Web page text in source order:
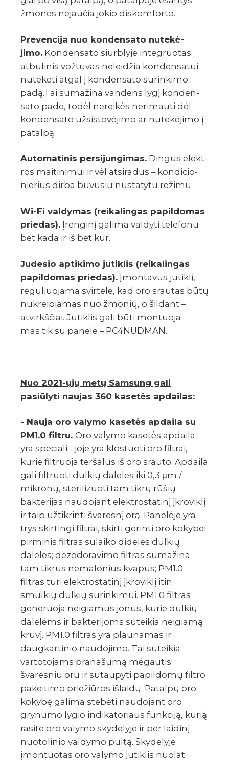
žmonės nejau­čia jokio diskom­forto.
Preven­cija nuo konden­sato nute­kė­
jimo. Konden­sato siurb­lyje inte­gruo­tas
atbu­li­nis vožtu­vas nelei­džia konden­sa­tui
nute­kėti atgal į konden­sato surin­kimo
padą.Tai suma­žina vandens lygį konden­
sato pade, todėl nerei­kės neri­mauti dėl
konden­sato užsi­sto­vė­jimo ar nute­kė­jimo į
patalpą.
Auto­ma­ti­nis persi­jun­gi­mas. Dingus elekt­
ros maiti­ni­mui ir vėl atsi­ra­dus – kondi­cio­
nie­rius dirba buvu­siu nusta­tytu režimu.
Wi-Fi valdy­mas (reikalingas papildomas
priedas). Įren­ginį galima valdyti tele­fonu
bet kada ir iš bet kur.
Jude­sio apti­kimo jutik­lis (reika­lin­gas
papil­do­mas prie­das). Įmon­ta­vus jutiklį,
regu­liuo­jama svir­telė, kad oro srau­tas būtų
nukrei­pia­mas nuo žmonių, o šildant –
atvirkš­čiai. Jutik­lis gali būti montuo­ja­
mas tik su panele – PC4NUDMAN.
Nuo 2021-ųjų metų Samsung gali
pasiūlyti naujas 360 kasetės apdailas:
- Nauja oro valymo kasetės apdaila su
PM1.0 filtru. Oro valymo kasetės apdaila
yra speciali - joje yra klostuoti oro filtrai,
kurie filtruoja teršalus iš oro srauto. Apdaila
gali filtruoti dulkių daleles iki 0,3 μm /
mikronų, sterilizuoti tam tikrų rūšių
bakterijas naudojant elektrostatinį įkroviklį
ir taip užtikrinti švaresnį orą. Panelėje yra
trys skirtingi filtrai, skirti gerinti oro kokybei:
pirminis filtras sulaiko dideles dulkių
daleles; dezodoravimo filtras sumažina
tam tikrus nemalonius kvapus; PM1.0
filtras turi elektrostatinį įkroviklį itin
smulkių dulkių surinkimui. PM1.0 filtras
generuoja neigiamus jonus, kurie dulkių
dalelėms ir bakterijoms suteikia neigiamą
krūvį. PM1.0 filtras yra plaunamas ir
daugkartinio naudojimo. Tai suteikia
vartotojams pranašumą mėgautis
švaresniu oru ir sutaupyti papildomų filtro
pakeitimo priežiūros išlaidų. Patalpų oro
kokybę galima stebėti naudojant oro
grynumo lygio indikatoriaus funkciją, kurią
rasite oro valymo skydelyje ir per laidinį
nuotolinio valdymo pultą. Skydelyje
įmontuotas oro valymo jutiklis nuolat